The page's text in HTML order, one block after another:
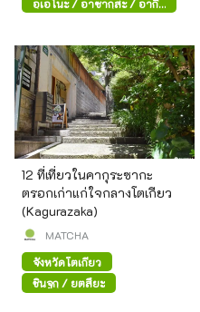
อุเอโนะ / อาซากุสะ / อากิ
ฮาบาระ
12 ที่เที่ยวในคากุระซากะ
ตรอกเก่าแก่ใจกลางโตเกียว
(Kagurazaka)
MATCHA
จังหวัดโตเกียว
ชินจูกุ / ยตสึยะ